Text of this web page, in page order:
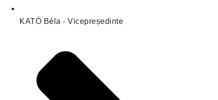
KATÓ Béla - Vicepreședinte